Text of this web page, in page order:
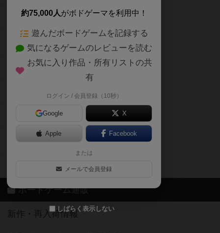
約75,000人がボドゲーマを利用中！
遊んだボードゲームを記録する
気になるゲームのレビューを読む
お気に入り作品・所有リストの共
有
ログイン / 会員登録（10秒）
Google X
Apple Facebook
または
メールで会員登録
しばらく表示しない
ボードゲームの新着レビュー
ボードゲーム会情報
メカニクス特集
掲示板・トピックス
ボドとも・会員一覧
ボードゲーム業界コラム
ボドゲーマご利用案内
ボードゲーム通販
新作・再入荷情報